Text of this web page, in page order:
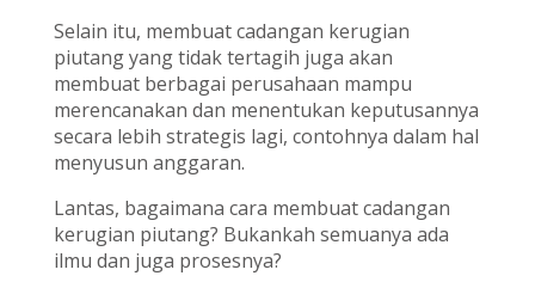
Selain itu, membuat cadangan kerugian
piutang yang tidak tertagih juga akan
membuat berbagai perusahaan mampu
merencanakan dan menentukan keputusannya
secara lebih strategis lagi, contohnya dalam hal
menyusun anggaran.
Lantas, bagaimana cara membuat cadangan
kerugian piutang? Bukankah semuanya ada
ilmu dan juga prosesnya?